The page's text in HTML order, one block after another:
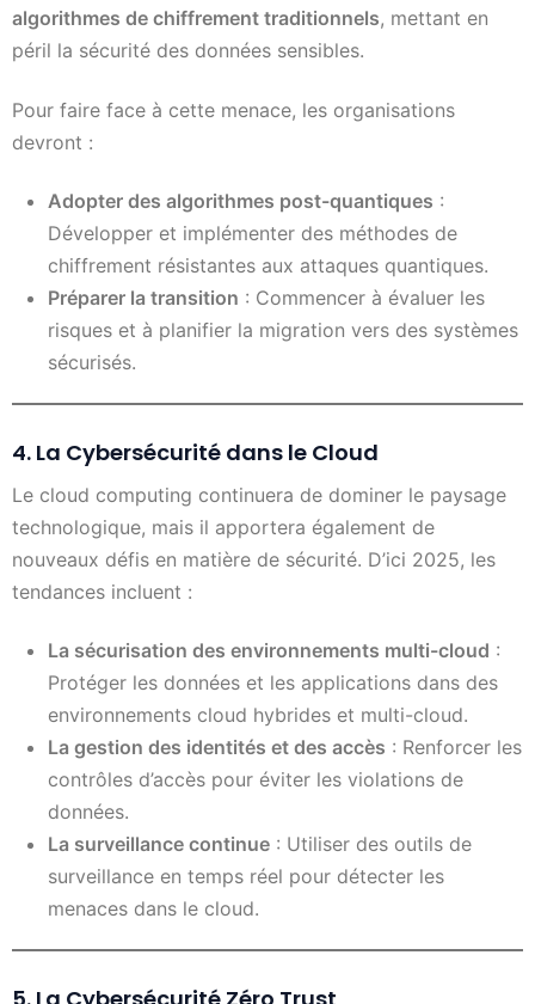
algorithmes de chiffrement traditionnels, mettant en
péril la sécurité des données sensibles.
Pour faire face à cette menace, les organisations
devront :
Adopter des algorithmes post-quantiques :
Développer et implémenter des méthodes de
chiffrement résistantes aux attaques quantiques.
Préparer la transition : Commencer à évaluer les
risques et à planifier la migration vers des systèmes
sécurisés.
4. La Cybersécurité dans le Cloud
Le cloud computing continuera de dominer le paysage
technologique, mais il apportera également de
nouveaux défis en matière de sécurité. D’ici 2025, les
tendances incluent :
La sécurisation des environnements multi-cloud :
Protéger les données et les applications dans des
environnements cloud hybrides et multi-cloud.
La gestion des identités et des accès : Renforcer les
contrôles d’accès pour éviter les violations de
données.
La surveillance continue : Utiliser des outils de
surveillance en temps réel pour détecter les
menaces dans le cloud.